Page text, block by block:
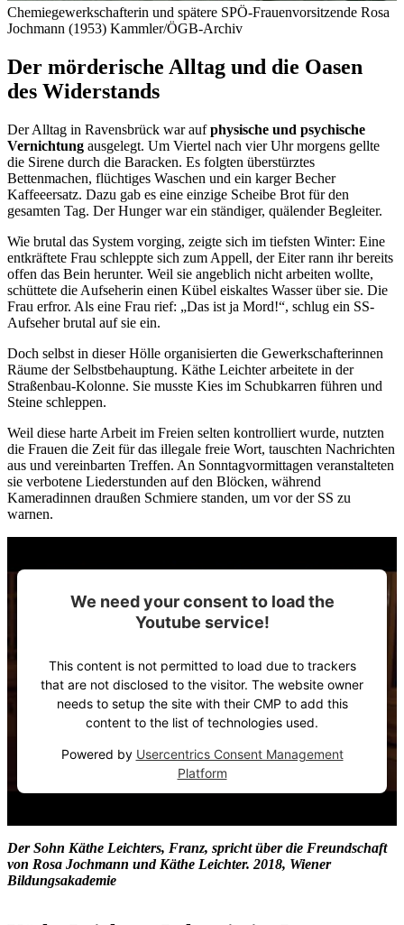
Chemiegewerkschafterin und spätere SPÖ-Frauenvorsitzende Rosa
Jochmann (1953) Kammler/ÖGB-Archiv
Der mörderische Alltag und die Oasen
des Widerstands
Der Alltag in Ravensbrück war aufphysische und psychische
Vernichtung ausgelegt. Um Viertel nach vier Uhr morgens gellte
die Sirene durch die Baracken. Es folgten überstürztes
Bettenmachen, flüchtiges Waschen und ein karger Becher
Kaffeeersatz. Dazu gab es eine einzige Scheibe Brot für den
gesamten Tag. Der Hunger war ein ständiger, quälender Begleiter.
Wie brutal das System vorging, zeigte sich im tiefsten Winter: Eine
entkräftete Frau schleppte sich zum Appell, der Eiter rann ihr bereits
offen das Bein herunter. Weil sie angeblich nicht arbeiten wollte,
schüttete die Aufseherin einen Kübel eiskaltes Wasser über sie. Die
Frau erfror. Als eine Frau rief: „Das ist ja Mord!“, schlug ein SS-
Aufseher brutal auf sie ein.
Doch selbst in dieser Hölle organisierten die Gewerkschafterinnen
Räume der Selbstbehauptung. Käthe Leichter arbeitete in der
Straßenbau-Kolonne. Sie musste Kies im Schubkarren führen und
Steine schleppen.
Weil diese harte Arbeit im Freien selten kontrolliert wurde, nutzten
die Frauen die Zeit für das illegale freie Wort, tauschten Nachrichten
aus und vereinbarten Treffen. An Sonntagvormittagen veranstalteten
sie verbotene Liederstunden auf den Blöcken, während
Kameradinnen draußen Schmiere standen, um vor der SS zu
warnen.
We need your consent to load the
Youtube service!
This content is not permitted to load due to trackers
that are not disclosed to the visitor. The website owner
needs to setup the site with their CMP to add this
content to the list of technologies used.
Powered by Usercentrics Consent Management
Platform
Der Sohn Käthe Leichters, Franz, spricht über die Freundschaft
von Rosa Jochmann und Käthe Leichter. 2018, Wiener
Bildungsakademie